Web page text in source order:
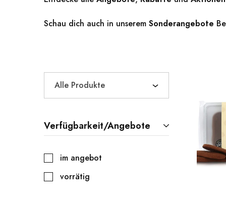
Schau dich auch in unserem Sonderangebote
Alle Produkte
Verfügbarkeit/Angebote
im angebot
vorrätig